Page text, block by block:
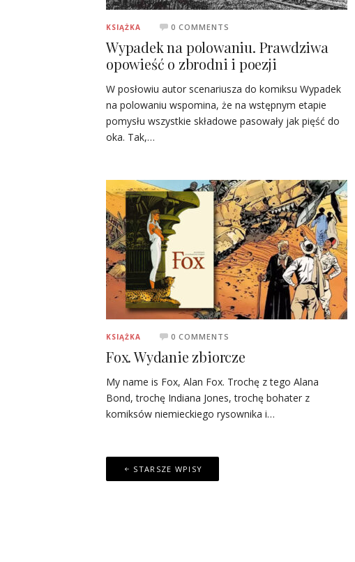
KSIĄŻKA 0 COMMENTS
Wypadek na polowaniu. Prawdziwa
opowieść o zbrodni i poezji
W posłowiu autor scenariusza do komiksu Wypadek
na polowaniu wspomina, że na wstępnym etapie
pomysłu wszystkie składowe pasowały jak pięść do
oka. Tak,…
KSIĄŻKA 0 COMMENTS
Fox. Wydanie zbiorcze
My name is Fox, Alan Fox. Trochę z tego Alana
Bond, trochę Indiana Jones, trochę bohater z
komiksów niemieckiego rysownika i…
Nawigacja
STARSZE WPISY